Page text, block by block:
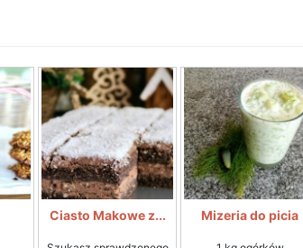
Ciasto Makowe z... Mizeria do picia